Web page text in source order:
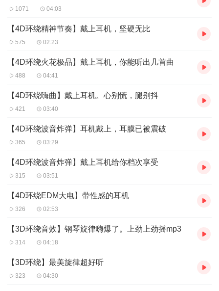
1071 04:03
【4D环绕精神节奏】戴上耳机，坚硬无比
575 02:23
【4D环绕火花极品】戴上耳机，你能听出几首曲
488 04:41
【4D环绕嗨曲】戴上耳机。心别慌，腿别抖
421 03:40
【4D环绕波音炸弹】耳机戴上，耳膜已被震破
365 03:29
【4D环绕波音炸弹】戴上耳机给你档次享受
315 03:51
【4D环绕EDM大电】带性感的耳机
326 02:53
【3D环绕音效】钢琴旋律嗨爆了。上劲上劲摇mp3
314 04:18
【3D环绕】最美旋律超好听
323 04:30